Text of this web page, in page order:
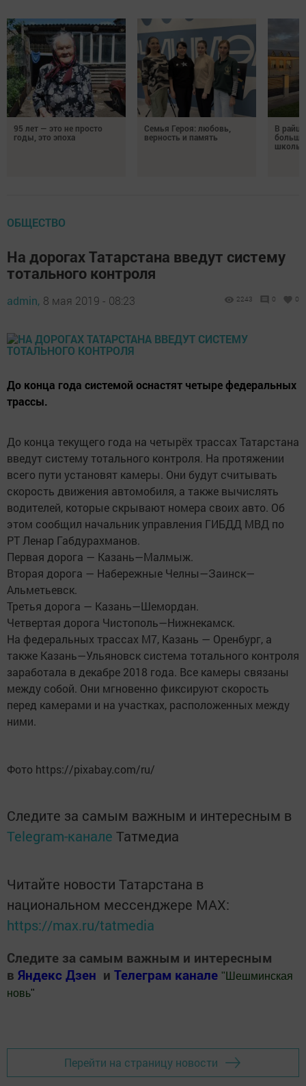
95 лет — это не просто
годы, это эпоха
Семья Героя: любовь,
верность и память
В
школы
ОБЩЕСТВО
На дорогах Татарстана введут систему
тотального контроля
admin, 8 мая 2019 - 08:23 2243 0 0
До конца года системой оснастят четыре федеральных
трассы.
До конца текущего года на четырёх трассах Татарстана
введут систему тотального контроля. На протяжении
всего пути установят камеры. Они будут считывать
скорость движения автомобиля, а также вычислять
водителей, которые скрывают номера своих авто. Об
этом сообщил начальник управления ГИБДД МВД по
РТ Ленар Габдурахманов.
Первая дорога — Казань—Малмыж.
Вторая дорога — Набережные Челны—Заинск—
Альметьевск.
Третья дорога — Казань—Шемордан.
Четвертая дорога Чистополь—Нижнекамск.
На федеральных трассах М7, Казань — Оренбург, а
также Казань—Ульяновск система тотального контроля
заработала в декабре 2018 года. Все камеры связаны
между собой. Они мгновенно фиксируют скорость
перед камерами и на участках, расположенных между
ними.
Фото https://pixabay.com/ru/
Следите за самым важным и интересным в
Telegram-канале Татмедиа
Читайте новости Татарстана в
национальном мессенджере MАХ:
https://max.ru/tatmedia
Следите за самым важным и интересным
в Яндекс Дзен и Телеграм канале " Шешминская
новь"
Перейти на страницу новости